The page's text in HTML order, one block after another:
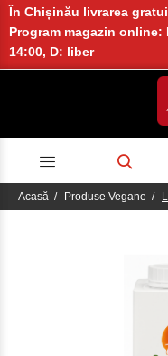
În Chișinău livrarea
Program magazin online:
14:00, D: liber
Acasă Produse Vegane